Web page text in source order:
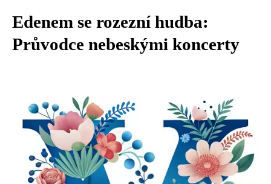
Edenem se rozezní hudba:
Průvodce nebeskými koncerty